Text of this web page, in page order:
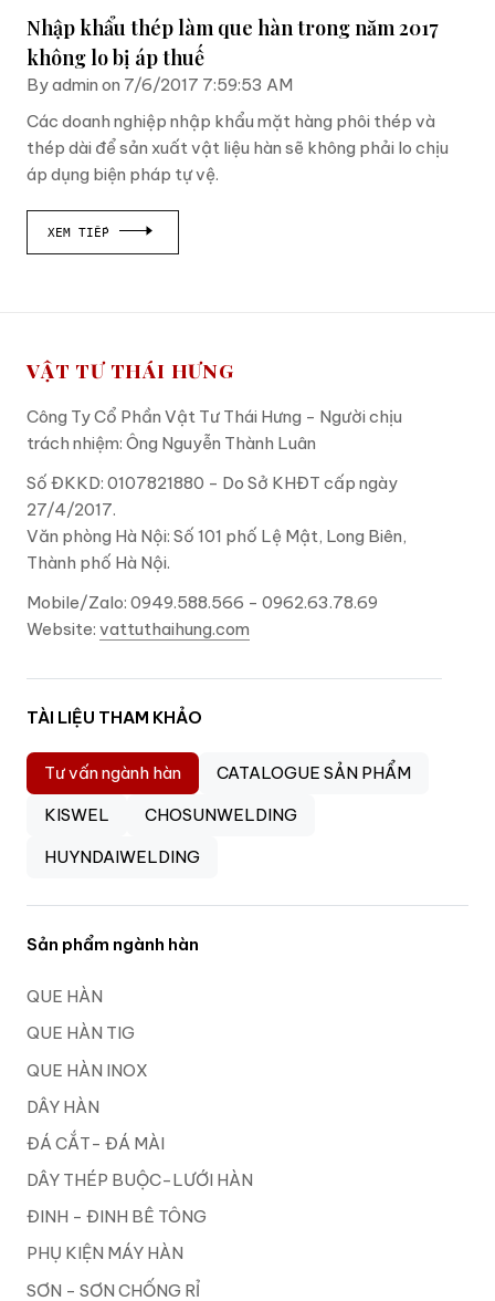
Nhập khẩu thép làm que hàn trong năm 2017
không lo bị áp thuế
By admin on 7/6/2017 7:59:53 AM
Các doanh nghiệp nhập khẩu mặt hàng phôi thép và
thép dài để sản xuất vật liệu hàn sẽ không phải lo chịu
áp dụng biện pháp tự vệ.
XEM TIẾP
VẬT TƯ THÁI HƯNG
Công Ty Cổ Phần Vật Tư Thái Hưng - Người chịu
trách nhiệm: Ông Nguyễn Thành Luân
Số ĐKKD: 0107821880 - Do Sở KHĐT cấp ngày
27/4/2017.
Văn phòng Hà Nội: Số 101 phố Lệ Mật, Long Biên,
Thành phố Hà Nội.
Mobile/Zalo: 0949.588.566 - 0962.63.78.69
Website: vattuthaihung.com
TÀI LIỆU THAM KHẢO
Tư vấn ngành hàn
CATALOGUE SẢN PHẨM
KISWEL
CHOSUNWELDING
HUYNDAIWELDING
Sản phẩm ngành hàn
QUE HÀN
QUE HÀN TIG
QUE HÀN INOX
DÂY HÀN
ĐÁ CẮT- ĐÁ MÀI
DÂY THÉP BUỘC-LƯỚI HÀN
ĐINH - ĐINH BÊ TÔNG
PHỤ KIỆN MÁY HÀN
SƠN - SƠN CHỐNG RỈ